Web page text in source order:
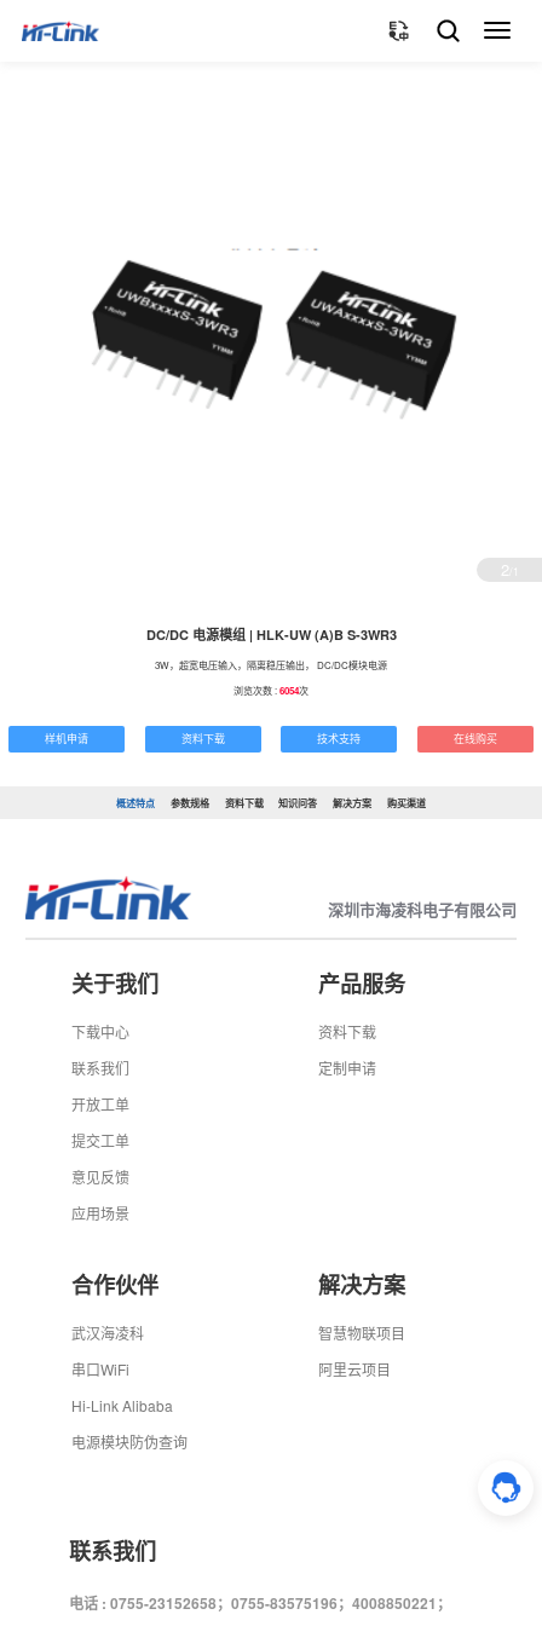
切
2 /1
DC/DC 电源模组 | HLK-UW (A)B S-3WR3
3W，超宽电压输入，隔离稳压输出， DC/DC模块电源
浏览次数 :6054次
样机申请 资料下载 技术支持 在线购买
概述特点 参数规格 资料下载 知识问答 解决方案 购买渠道
深圳市海凌科电子有限公司
关于我们
下载中心
联系我们
开放工单
提交工单
意见反馈
应用场景
产品服务
资料下载
定制申请
合作伙伴
武汉海凌科
串口WiFi
Hi-Link Alibaba
电源模块防伪查询
解决方案
智慧物联项目
阿里云项目
联系我们
电话 : 0755-23152658；0755-83575196；4008850221；